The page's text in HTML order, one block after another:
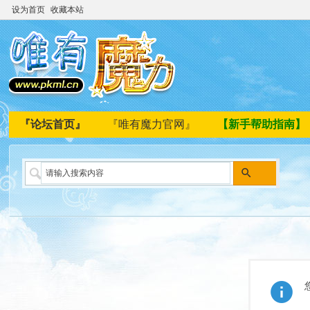
设为首页 收藏本站
『论坛首页』 『唯有魔力官网』 【新手帮助指南】
搜
索